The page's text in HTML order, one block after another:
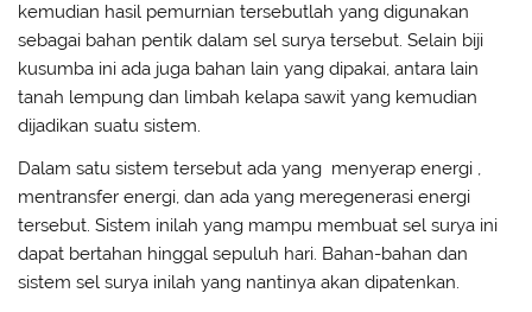
kemudian hasil pemurnian tersebutlah yang digunakan
sebagai bahan pentik dalam sel surya tersebut. Selain biji
kusumba ini ada juga bahan lain yang dipakai, antara lain
tanah lempung dan limbah kelapa sawit yang kemudian
dijadikan suatu sistem.
Dalam satu sistem tersebut ada yang menyerap energi ,
mentransfer energi, dan ada yang meregenerasi energi
tersebut. Sistem inilah yang mampu membuat sel surya ini
dapat bertahan hinggal sepuluh hari. Bahan-bahan dan
sistem sel surya inilah yang nantinya akan dipatenkan.